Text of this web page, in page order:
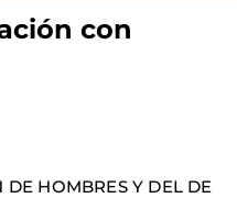
con
DE HOMBRES Y DEL DE